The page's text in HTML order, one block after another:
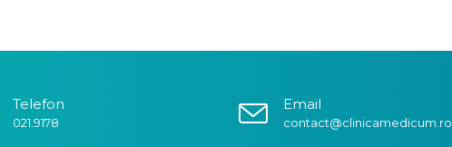
Telefon
021.9178
Email
contact@clinicamedicum.ro